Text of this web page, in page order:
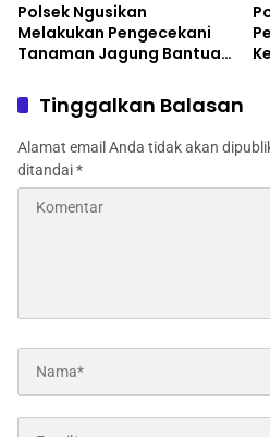
Polsek Ngusikan
Melakukan Pengecekani
Tanaman Jagung Bantuan
Polres Jombang
Tinggalkan Balasan
Alamat email Anda tidak akan
ditandai*